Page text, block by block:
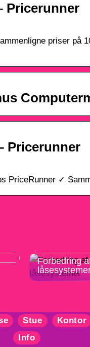
Pricerunner
priser på
Pricerunner
PriceRunner ✓
Forbedring
Stue Kontor
Info